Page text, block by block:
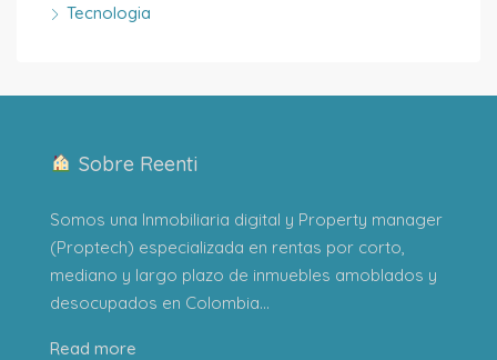
Tecnologia
Sobre Reenti
Somos una Inmobiliaria digital y Property manager
(Proptech) especializada en rentas por corto,
mediano y largo plazo de inmuebles amoblados y
desocupados en Colombia...
Read more